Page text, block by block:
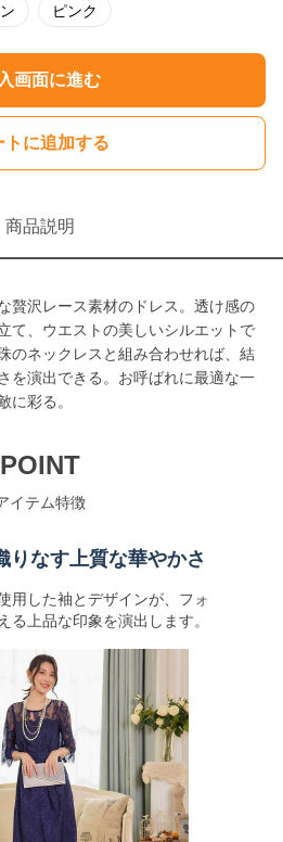
ピンク
画面に進む
トに追加する
商品説明
贅沢レース素材のドレス。透け感の
て、ウエストの美しいシルエットで
のネックレスと組み合わせれば、結
を演出できる。お呼ばれに最適な一
に彩る。
POINT
イテム特徴
りなす上質な華やかさ
用した袖とデザインが、フォ
る上品な印象を演出します。